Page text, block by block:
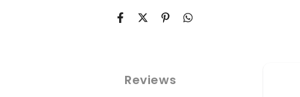
Reviews